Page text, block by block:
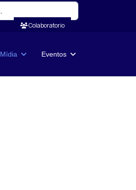
Colaboratorio
Mídia Eventos